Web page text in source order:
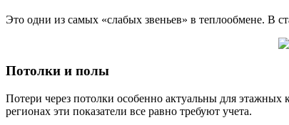
Это одни из самых «слабых звеньев» в теплообмене. В
Потолки и полы
Потери через потолки особенно актуальны для
регионах эти показатели все равно требуют учета.